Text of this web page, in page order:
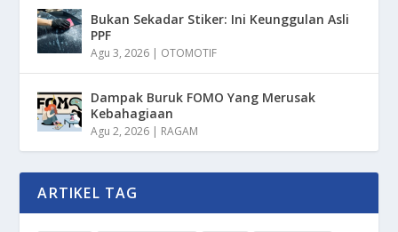
Bukan Sekadar Stiker: Ini Keunggulan Asli
PPF
Agu 3, 2026 | OTOMOTIF
Dampak Buruk FOMO Yang Merusak
Kebahagiaan
Agu 2, 2026 | RAGAM
ARTIKEL TAG